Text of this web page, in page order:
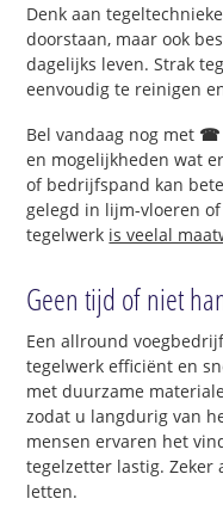
Denk aan
doorstaan, maar ook
dagelijks leven. Strak
eenvoudig te reinigen
Bel vandaag nog met ☎
en mogelijkheden wat
of bedrijfspand kan
gelegd in lijm-vloeren
tegelwerk is veelal
Geen tijd of niet
Een allround
tegelwerk efficiënt en
met duurzame
zodat u langdurig van
mensen ervaren het
tegelzetter lastig. Zeker
letten.